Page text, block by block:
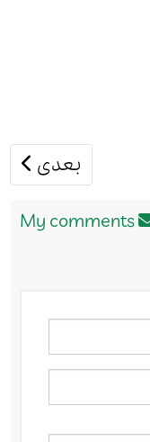
از شنل 2009
مطلب
بعدی